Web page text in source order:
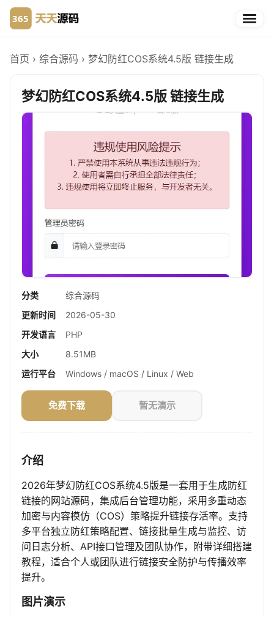
首页 › 综合源码 › 梦幻防红COS系统4.5版 链接生成
梦幻防红COS系统4.5版 链接生成
分类
综合源码
更新时间
2026-05-30
开发语言
PHP
大小
8.51MB
运行平台
Windows / macOS / Linux / Web
免费下载 暂无演示
介绍
2026年梦幻防红COS系统4.5版是一套用于生成防红
链接的网站源码，集成后台管理功能，采用多重动态
加密与内容模仿（COS）策略提升链接存活率。支持
多平台独立防红策略配置、链接批量生成与监控、访
问日志分析、API接口管理及团队协作，附带详细搭建
教程，适合个人或团队进行链接安全防护与传播效率
提升。
图片演示